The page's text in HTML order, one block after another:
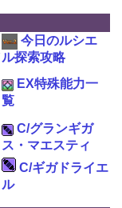
今日のルシエ
ル探索攻略
EX特殊能力一
覧
C/グランギガ
ス・マエスティ
C/ギガドライエ
ル